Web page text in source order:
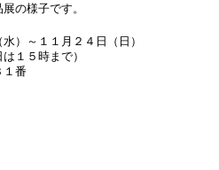
の様子です。
）～１１月２４日（日）
１５時まで）
番